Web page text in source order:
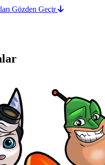
Gözden Geçir